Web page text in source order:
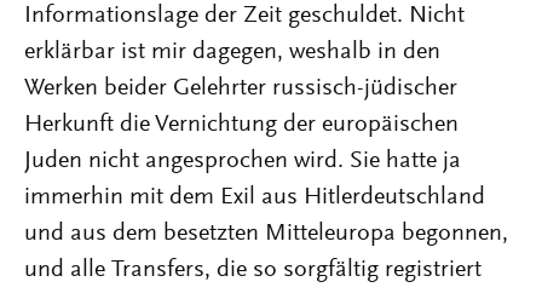
Informationslage der Zeit geschuldet. Nicht
erklärbar ist mir dagegen, weshalb in den
Werken beider Gelehrter russisch-jüdischer
Herkunft die Vernichtung der europäischen
Juden nicht angesprochen wird. Sie hatte ja
immerhin mit dem Exil aus Hitlerdeutschland
und aus dem besetzten Mitteleuropa begonnen,
und alle Transfers, die so sorgfältig registriert